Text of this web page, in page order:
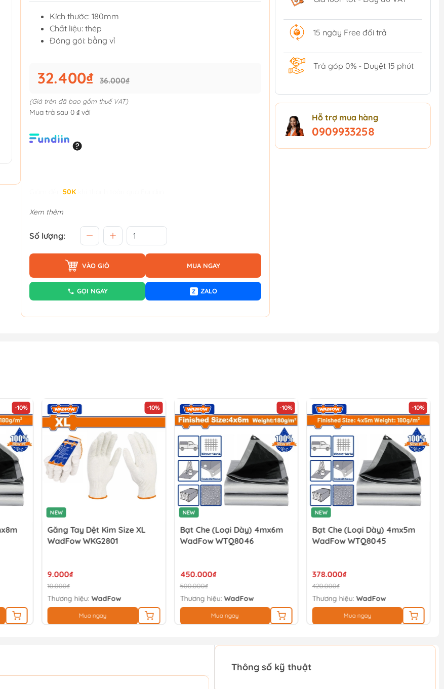
Kích thước: 180mm
Chất liệu: thép
Đóng gói: bằng vỉ
32.400₫ 36.000₫
(Giá trên đã bao gồm thuế VAT)
Mua trả sau 0 ₫ với
50K
Xem thêm
Số lượng:
VÀO GIỎ MUA NGAY
GỌI NGAY Z ZALO
15 ngày Free đổi trả
Trả góp 0% - Duyệt 15 phút
Hỗ trợ mua hàng
0909933258
-10% -10%
NEW
Găng Tay Dệt Kim Size XL
WadFow WKG2801
9.000₫
10.000₫
Thương hiệu:WadFow
Mua ngay
-10%
NEW
Bạt Che (loại Dày) 4mx6m
WadFow WTQ8046
450.000₫
500.000₫
Thương hiệu:WadFow
Mua ngay
-10%
NEW
Bạt Che (loại Dày) 4mx5m
WadFow WTQ8045
378.000₫
420.000₫
Thương hiệu:WadFow
Mua ngay
Thông số kỹ thuật